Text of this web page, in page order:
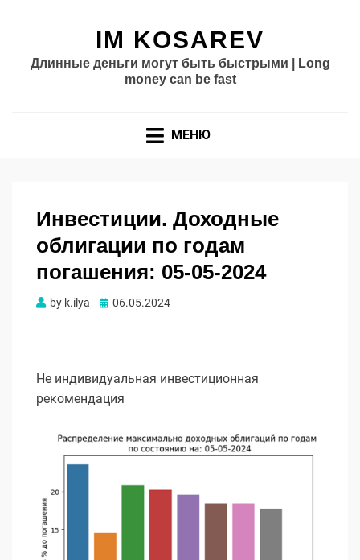
IM KOSAREV
Длинные деньги могут быть быстрыми | Long
money can be fast
МЕНЮ
Инвестиции. Доходные
облигации по годам
погашения: 05-05-2024
by k.ilya Опубликовано
06.05.2024
Не индивидуальная инвестиционная
рекомендация